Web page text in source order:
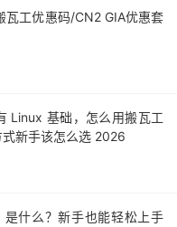
工优惠码/CN2 GIA优惠套
Linux 基础，怎么用搬瓦工
新手该怎么选 2026
什么？新手也能轻松上手